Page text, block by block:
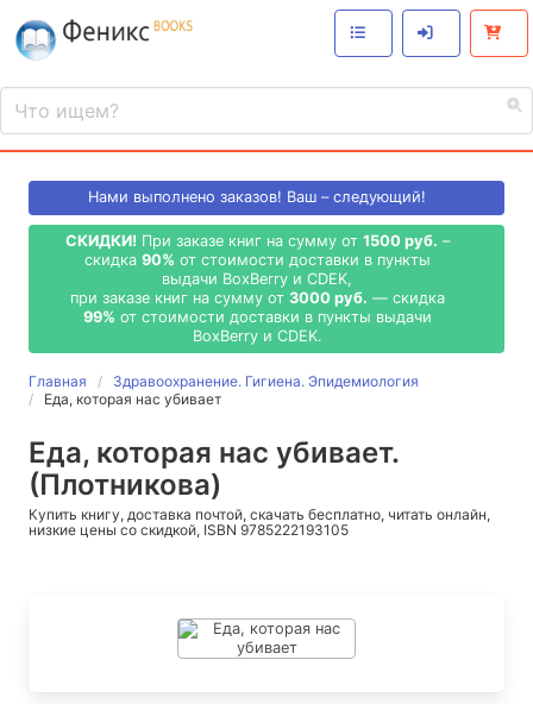
Нами выполнено заказов! Ваш – следующий!
СКИДКИ! При заказе книг на сумму от 1500 руб. –
скидка 90% от стоимости доставки в пункты
выдачи BoxBerry и CDEK,
при заказе книг на сумму от 3000 руб. — скидка
99% от стоимости доставки в пункты выдачи
BoxBerry и CDEK.
Главная
Здравоохранение. Гигиена. Эпидемиология
Еда, которая нас убивает
Еда, которая нас убивает.
(Плотникова)
Купить книгу, доставка почтой, скачать бесплатно, читать онлайн,
низкие цены со скидкой, ISBN 9785222193105